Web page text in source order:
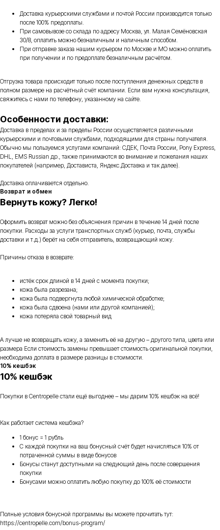
Доставка курьерскими службами и почтой России производится только
после 100% предоплаты.
При самовывозе со склада по адресу Москва, ул. Малая Семёновская
30/8, оплатить можно безналичным и наличным способом.
При отправке заказа нашим курьером по Москве и МО можно оплатить
при получении и по предоплате безналичным расчётом.
Отгрузка товара происходит только после поступления денежных средств в
полном размере на расчётный счёт компании. Если вам нужна консультация,
свяжитесь с нами по телефону, указанному на сайте.
Особенности доставки:
Доставка в пределах и за пределы России осуществляется различными
курьерскими и почтовыми службами, подходящими для страны получателя.
Обычно мы пользуемся услугами компаний: СДЕК, Почта России, Pony Express,
DHL, EMS Russian др., также принимаются во внимание и пожелания наших
покупателей (например, Достависта, Яндекс.Доставка и так далее).
Доставка оплачивается отдельно.
Возврат и обмен
Вернуть кожу? Легко!
Оформить возврат можно без объяснения причин в течение 14 дней после
покупки. Расходы за услуги транспортных служб (курьер, почта, службы
доставки и т.д.) берёт на себя отправитель, возвращающий кожу.
Причины отказа в возврате:
истёк срок длиной в 14 дней с момента покупки;
кожа была разрезана;
кожа была подвергнута любой химической обработке;
кожа была сдвоена (нами или другой компанией);
кожа потеряла свой товарный вид
А лучше не возвращать кожу, а заменить её на другую – другого типа, цвета или
размера Если стоимость замены превышает стоимость оригинальной покупки,
необходима доплата в размере разницы в стоимости.
10% кешбэк
10% кешбэк
Покупки в Centropelle стали ещё выгоднее – мы дарим 10% кешбэк на всё!
Как работает система кешбэка?
1 бонус = 1 рубль
С каждой покупки на ваш бонусный счёт будет начисляться 10% от
потраченной суммы в виде бонусов
Бонусы станут доступными на следующий день после совершения
покупки
Бонусами можно оплатить любую покупку до 100% её стоимости
Полные условия бонусной программы вы можете прочитать тут:
https://centropelle.com/bonus-program/